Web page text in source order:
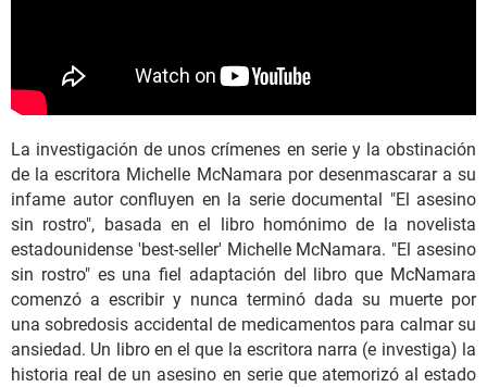
La investigación de unos crímenes en serie y la obstinación
de la escritora Michelle McNamara por desenmascarar a su
infame autor confluyen en la serie documental "El asesino
sin rostro", basada en el libro homónimo de la novelista
estadounidense 'best-seller' Michelle McNamara. "El asesino
sin rostro" es una fiel adaptación del libro que McNamara
comenzó a escribir y nunca terminó dada su muerte por
una sobredosis accidental de medicamentos para calmar su
ansiedad. Un libro en el que la escritora narra (e investiga) la
historia real de un asesino en serie que atemorizó al estado